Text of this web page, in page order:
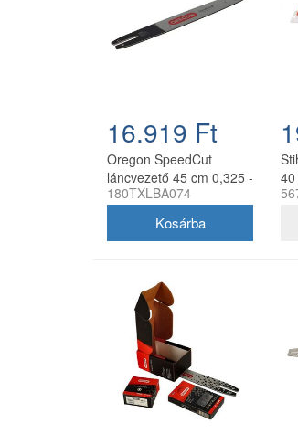
16.919 Ft
Oregon SpeedCut
láncvezető 45 cm 0,325 -
1,3 mm 68 szem Stihl
180TXLBA074